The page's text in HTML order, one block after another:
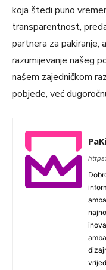
koja štedi puno
transparentnost,
partnera za pakiranje,
razumijevanje našeg
našem zajedničkom
pobjede, već